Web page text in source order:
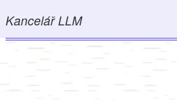
Kancelář LLM